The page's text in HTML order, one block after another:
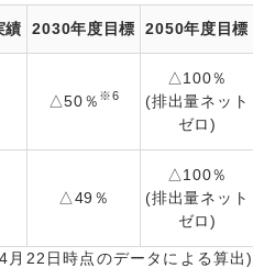
績 2030年度目標 2050年度目標
△50％ ※6
△100％
(排出量ネット
ゼロ)
△49％
△100％
(排出量ネット
ゼロ)
22日時点のデータによる算出)